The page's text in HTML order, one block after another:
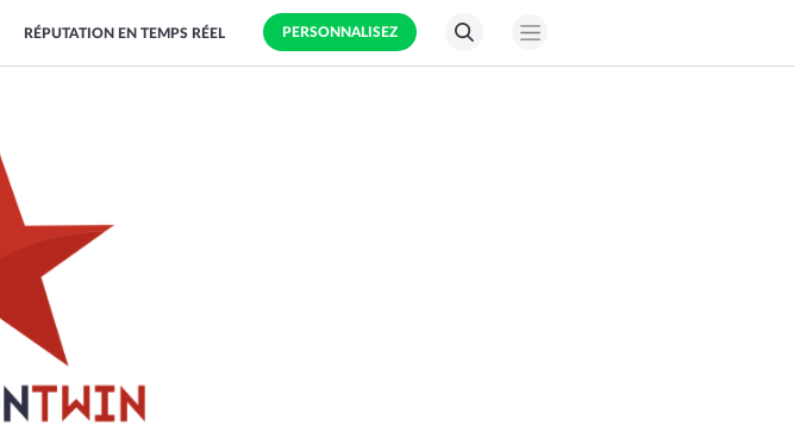
PERSONNALISEZ
RÉPUTATION EN TEMPS RÉEL